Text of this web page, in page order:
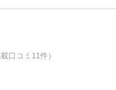
口コミ11件）